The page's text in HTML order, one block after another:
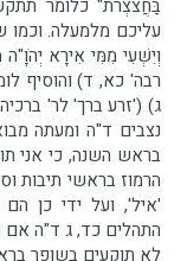
בַּחֲצֹצְרֹת" כלומר
עליכם מלמעלה.
וְיִשְׁעִי מִמִּי אִירָא
רבה' כא, ד) והוסיף
ג) ('זרע ברך' לר'
נצבים ד"ה ומעתה
בראש השנה, כי אני
הרמוז בראשי תיבות
'איל', ועל ידי כן
התהלים כד, ג ד"ה אם
לא תוקעים בשופר